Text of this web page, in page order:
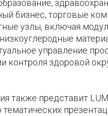
бизнес, торговые
узлы, включая
управление
контроля здоровой
также представит
тематических